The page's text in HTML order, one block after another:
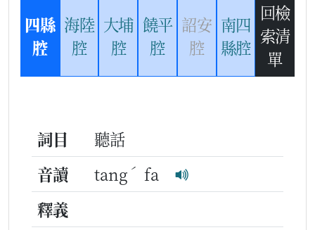
四縣
腔
海陸
腔
大埔
腔
饒平
腔
詔安
腔
南四
縣腔
回檢
索清
單
詞目
聽話
音讀
tang ˊ fa
釋義